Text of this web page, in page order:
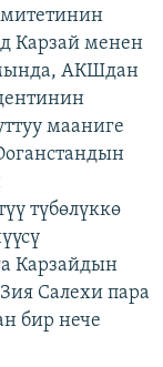
Карзай менен
АКШдан
мааниге
түбөлүккө
Карзайдын
Салехи пара
бир нече